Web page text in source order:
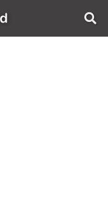
AppWereld